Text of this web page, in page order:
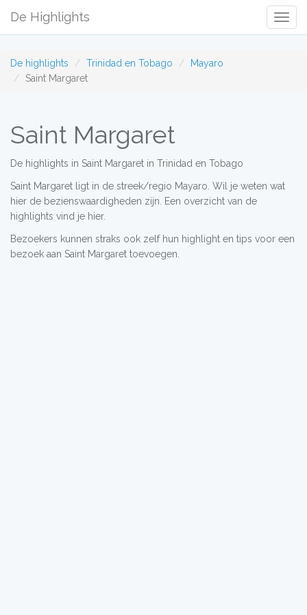
De Highlights
De highlights Trinidad en Tobago
Mayaro
Saint Margaret
Saint Margaret
De highlights in Saint Margaret in Trinidad en Tobago
Saint Margaret ligt in de streek/regio Mayaro. Wil je weten wat
hier de bezienswaardigheden zijn. Een overzicht van de
highlights vind je hier.
Bezoekers kunnen straks ook zelf hun highlight en tips voor een
bezoek aan Saint Margaret toevoegen.